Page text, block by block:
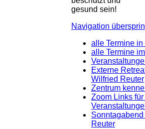
gesund sein!
Navigation
alle Termine
alle Termine
Externe
Wilfried Reuter
Zentrum
Zoom Links
Reuter